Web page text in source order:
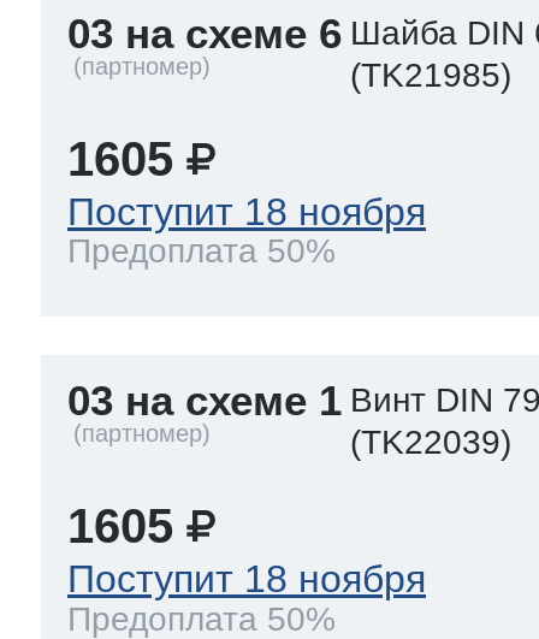
03 на схеме 6 Шайба DIN
(TK21985)
1605
Поступит 18 ноября
Предоплата 50%
03 на схеме 1 Винт DIN
(TK22039)
1605
Поступит 18 ноября
Предоплата 50%